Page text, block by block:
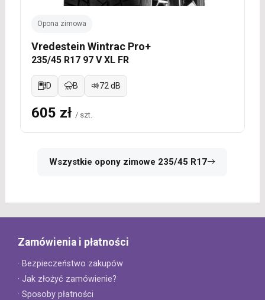
Opona zimowa
Vredestein Wintrac Pro+
235/45 R17 97 V XL FR
D B 72 dB
605 zł / szt.
Wszystkie opony zimowe 235/45 R17
Zamówienia i płatności
· Bezpieczeństwo zakupów
· Jak złożyć zamówienie?
· Sposoby płatności